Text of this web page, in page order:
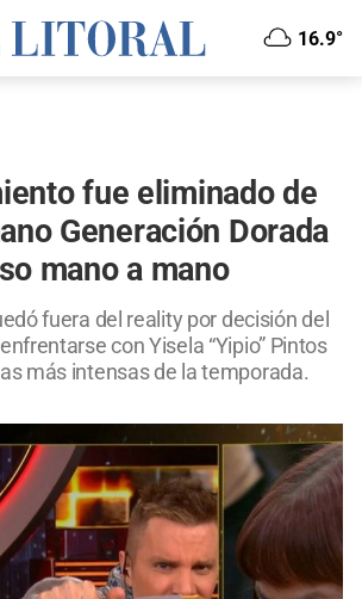
16.9°
fue eliminado de
Generación Dorada
mano a mano
fuera del reality por decisión del
con Yisela “Yipio” Pintos
más intensas de la temporada.